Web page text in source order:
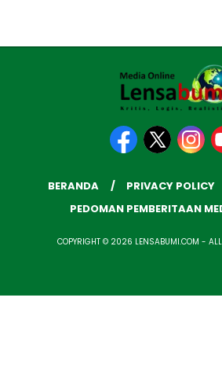
BERANDA PRIVACY POLICY
PEDOMAN PEMBERITAAN
COPYRIGHT © 2026 LENSABUMI.COM - ALL